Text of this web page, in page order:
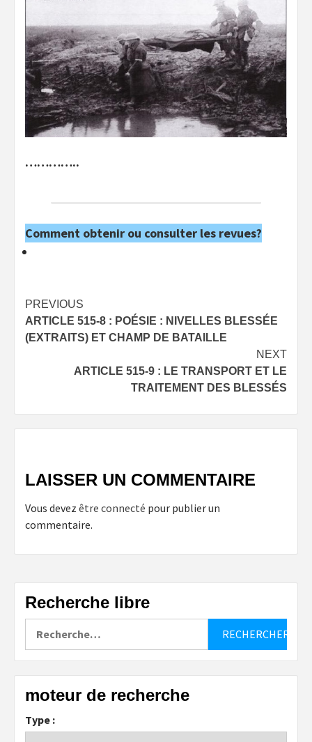
…………..
Comment obtenir ou consulter les revues?
Post
navigation
PREVIOUS
ARTICLE 515-8 : POÉSIE : NIVELLES BLESSÉE
(EXTRAITS) ET CHAMP DE BATAILLE
NEXT
ARTICLE 515-9 : LE TRANSPORT ET LE
TRAITEMENT DES BLESSÉS
LAISSER UN COMMENTAIRE
Vous devez être connecté pour publier un
commentaire.
Recherche libre
moteur de recherche
Type :